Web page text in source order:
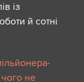
/із
й сотні
не